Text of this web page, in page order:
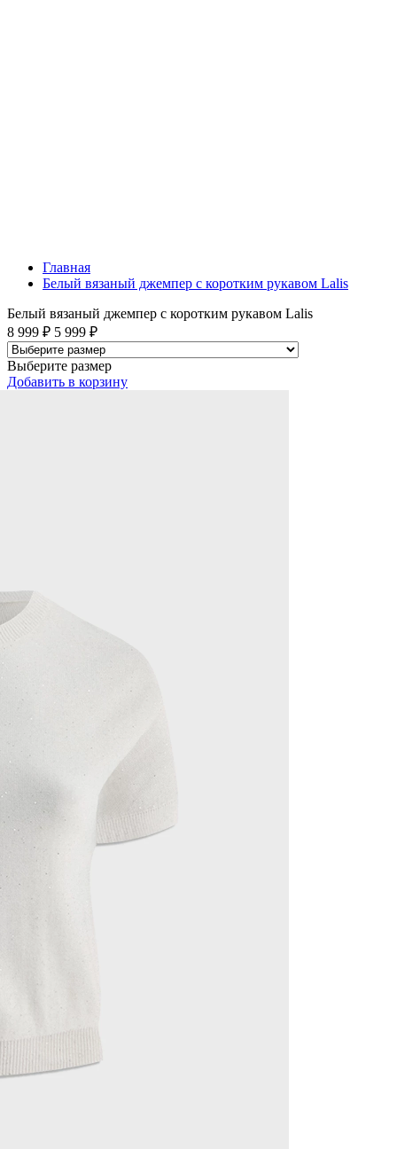
Главная
Белый вязаный джемпер с коротким рукавом Lalis
Белый вязаный джемпер с коротким рукавом Lalis
8 999 ₽ 5 999 ₽
Выберите размер
Добавить в корзину